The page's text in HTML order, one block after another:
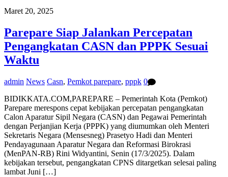
Maret 20, 2025
Parepare Siap Jalankan Percepatan
Pengangkatan CASN dan PPPK Sesuai
Waktu
admin News Casn, Pemkot parepare, pppk 0
BIDIKKATA.COM,PAREPARE – Pemerintah Kota (Pemkot)
Parepare merespons cepat kebijakan percepatan pengangkatan
Calon Aparatur Sipil Negara (CASN) dan Pegawai Pemerintah
dengan Perjanjian Kerja (PPPK) yang diumumkan oleh Menteri
Sekretaris Negara (Mensesneg) Prasetyo Hadi dan Menteri
Pendayagunaan Aparatur Negara dan Reformasi Birokrasi
(MenPAN-RB) Rini Widyantini, Senin (17/3/2025). Dalam
kebijakan tersebut, pengangkatan CPNS ditargetkan selesai paling
lambat Juni […]